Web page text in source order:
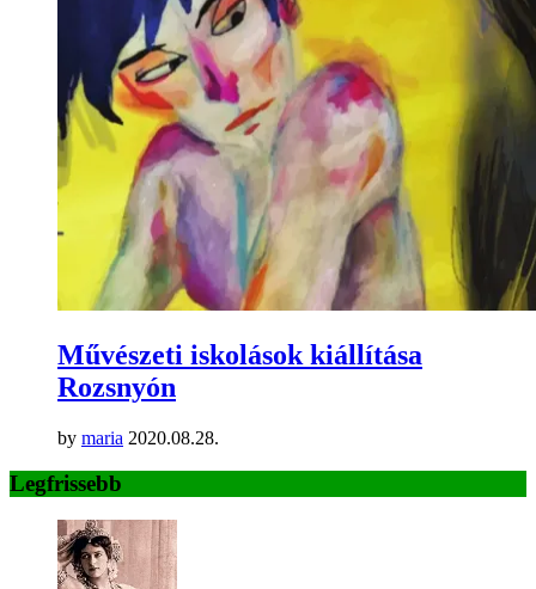
Művészeti iskolások kiállítása
Rozsnyón
by maria 2020.08.28.
Legfrissebb